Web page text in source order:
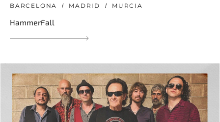
BARCELONA MADRID MURCIA
HammerFall